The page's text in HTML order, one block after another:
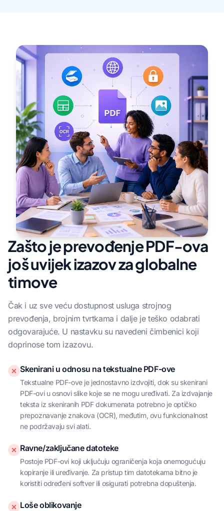
Zašto je prevođenje PDF-ova
još uvijek izazov za globalne
timove
Čak i uz sve veću dostupnost usluga strojnog
prevođenja, brojnim tvrtkama i dalje je teško odabrati
odgovarajuće. U nastavku su navedeni čimbenici koji
doprinose tom izazovu.
Skenirani u odnosu na tekstualne PDF-ove
Tekstualne PDF-ove je jednostavno izdvojiti, dok su skenirani
PDF-ovi u osnovi slike koje se ne mogu uređivati. Za izdvajanje
teksta iz skeniranih PDF dokumenata potrebno je optičko
prepoznavanje znakova (OCR), međutim, ovu funkcionalnost
ne podržavaju svi alati.
Ravne/zaključane datoteke
Postoje PDF-ovi koji uključuju ograničenja koja onemogućuju
kopiranje ili uređivanje. Za pristup tim datotekama bitno je
koristiti određeni softver ili osigurati potrebna dopuštenja.
Loše oblikovanje